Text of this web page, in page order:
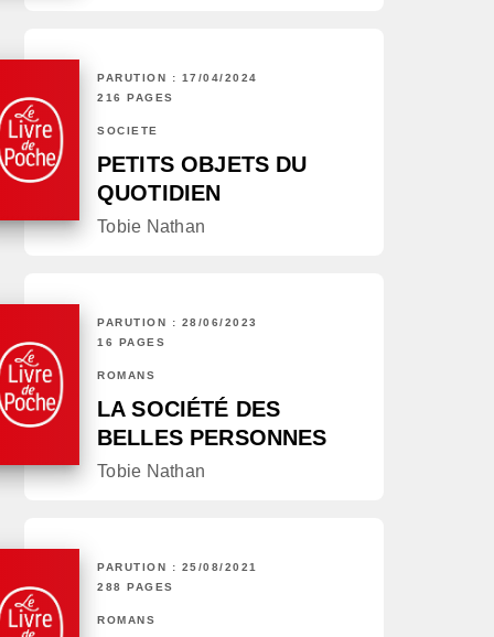
PARUTION : 17/04/2024
216 PAGES
SOCIÉTÉ
PETITS OBJETS DU
QUOTIDIEN
Tobie Nathan
PARUTION : 28/06/2023
16 PAGES
ROMANS
LA SOCIÉTÉ DES
BELLES PERSONNES
Tobie Nathan
PARUTION : 25/08/2021
288 PAGES
ROMANS